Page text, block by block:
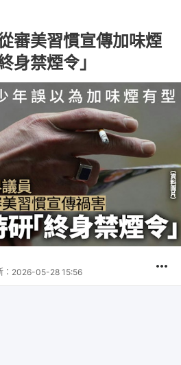
審美習慣宣傳加味煙
禁煙令」
2026-05-28 15:56